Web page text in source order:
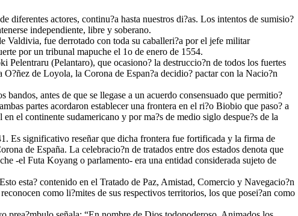
diferentes actores, continu?a hasta nuestros di?as. Los intentos de sumisio?
independiente, libre y soberano.
Valdivia, fue derrotado con toda su caballeri?a por el jefe militar
por un tribunal mapuche el 1o de enero de 1554.
Pelentraru (Pelantaro), que ocasiono? la destruccio?n de todos los fuertes
de Loyola, la Corona de Espan?a decidio? pactar con la Nacio?n
antes de que se llegase a un acuerdo consensuado que permitio?
partes acordaron establecer una frontera en el ri?o Biobio que paso? a
el continente sudamericano y por ma?s de medio siglo despue?s de la
Es significativo reseñar que dicha frontera fue fortificada y la firma de
de España. La celebracio?n de tratados entre dos estados denota que
-el Futa Koyang o parlamento- era una entidad considerada sujeto de
esta? contenido en el Tratado de Paz, Amistad, Comercio y Navegacio?n
como li?mites de sus respectivos territorios, los que posei?an como